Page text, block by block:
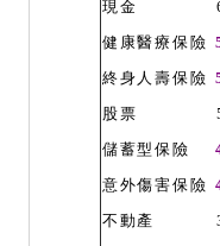
現金
健康醫療保險
終身人壽保險
股票
儲蓄型保險
意外傷害保險
不動產